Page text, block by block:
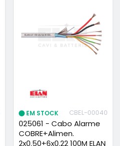
EM STOCK CBEL-00040
025061 - Cabo Alarme
COBRE+Alimen.
2x0.50+6x0.22 100M ELAN